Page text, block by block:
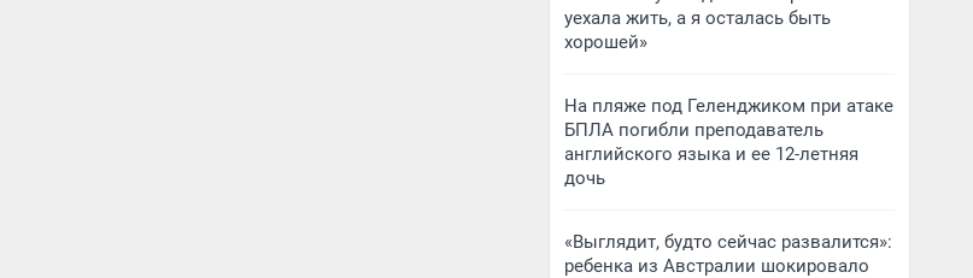
уехала жить, а я осталась быть
хорошей»
На пляже под Геленджиком при атаке
БПЛА погибли преподаватель
английского языка и ее 12-летняя
дочь
«Выглядит, будто сейчас развалится»:
ребенка из Австралии шокировало